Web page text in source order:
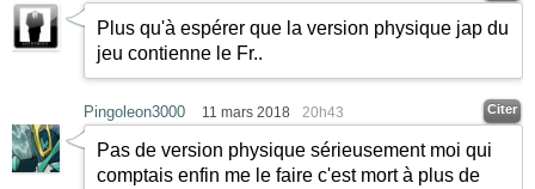
Plus qu'à espérer que la version physique jap du
jeu contienne le Fr..
Pingoleon3000 11 mars 2018 20h43 Citer
Pas de version physique sérieusement moi qui
comptais enfin me le faire c'est mort à plus de